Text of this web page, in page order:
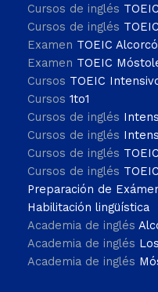
Cursos de inglés TOEIC
Cursos de inglés
Examen TOEIC
Examen TOEIC
Cursos TOEIC
Cursos 1to1
Cursos de inglés
Cursos de inglés
Cursos de inglés
Cursos de inglés
Preparación de
Habilitación lingüística
Academia de inglés
Academia de inglés
Academia de inglés